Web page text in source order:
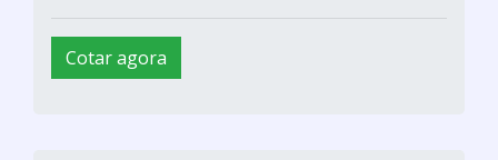
Cotar agora